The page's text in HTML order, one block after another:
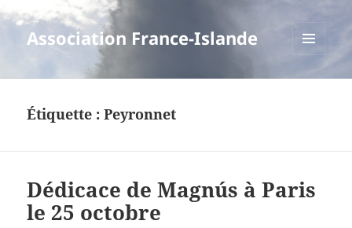
Association France-Islande
Étiquette :Peyronnet
Dédicace de Magnús à Paris
le 25 octobre